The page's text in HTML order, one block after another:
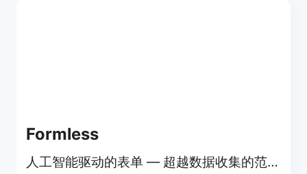
Formless
人工智能驱动的表单 — 超越数据收集的范围，对话表单不仅可以提问，还可以做出回应。